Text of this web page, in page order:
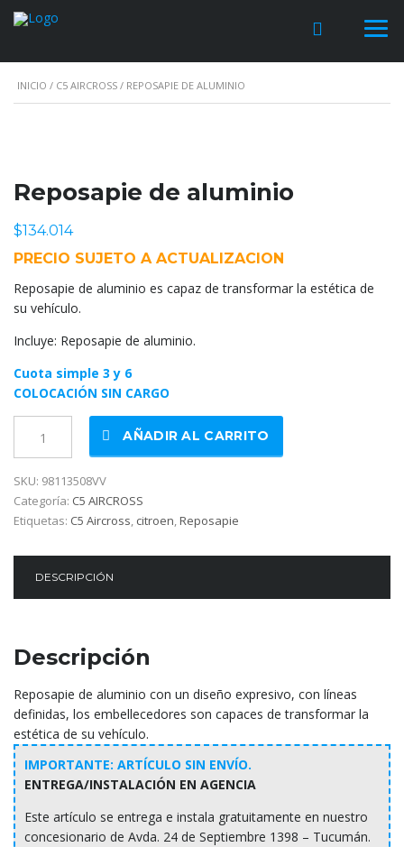
INICIO / C5 AIRCROSS / REPOSAPIE DE ALUMINIO
Reposapie de aluminio
$134.014
PRECIO SUJETO A ACTUALIZACION
Reposapie de aluminio es capaz de transformar la estética de
su vehículo.
Incluye: Reposapie de aluminio.
Cuota simple 3 y 6
COLOCACIÓN SIN CARGO
aluminio
cantidad
AÑADIR AL CARRITO
SKU: 98113508VV
Categoría: C5 AIRCROSS
Etiquetas: C5 Aircross, citroen,Reposapie
DESCRIPCIÓN
Descripción
Reposapie de aluminio con un diseño expresivo, con líneas
definidas, los embellecedores son capaces de transformar la
estética de su vehículo.
IMPORTANTE: ARTÍCULO SIN ENVÍO.
ENTREGA/INSTALACIÓN EN AGENCIA
Este artículo se entrega e instala gratuitamente en nuestro
concesionario de Avda. 24 de Septiembre 1398 – Tucumán.